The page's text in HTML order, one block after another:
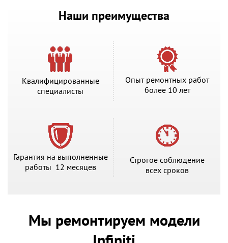
Наши преимущества
Квалифицированные
специалисты
Опыт ремонтных работ
более 10 лет
Гарантия на выполненные
работы 12 месяцев
Строгое соблюдение
всех сроков
Мы ремонтируем модели